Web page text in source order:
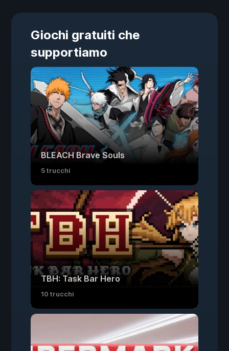
Giochi gratuiti che
supportiamo
BLEACH Brave Souls
5 trucchi
TBH: Task Bar Hero
10 trucchi